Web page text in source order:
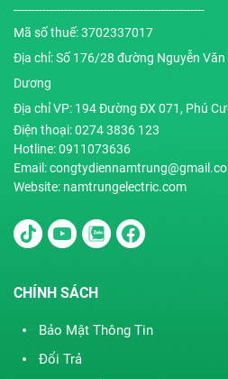
-----------------------------------------------------
Mã số thuế: 3702337017
Địa chỉ: Số 176/28 đường Nguyễn Văn
Dương
Địa chỉ VP: 194 Đường ĐX 071, Phú
Điện thoại: 0274 3836 123
Hotline: 0911073636
Email:
Website: namtrungelectric.com
CHÍNH SÁCH
Bảo Mật Thông Tin
Đổi Trả